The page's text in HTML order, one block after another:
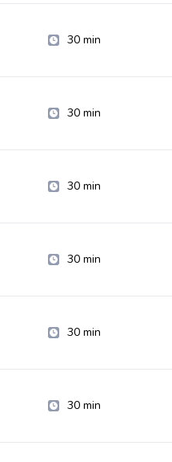
30 min
30 min
30 min
30 min
30 min
30 min